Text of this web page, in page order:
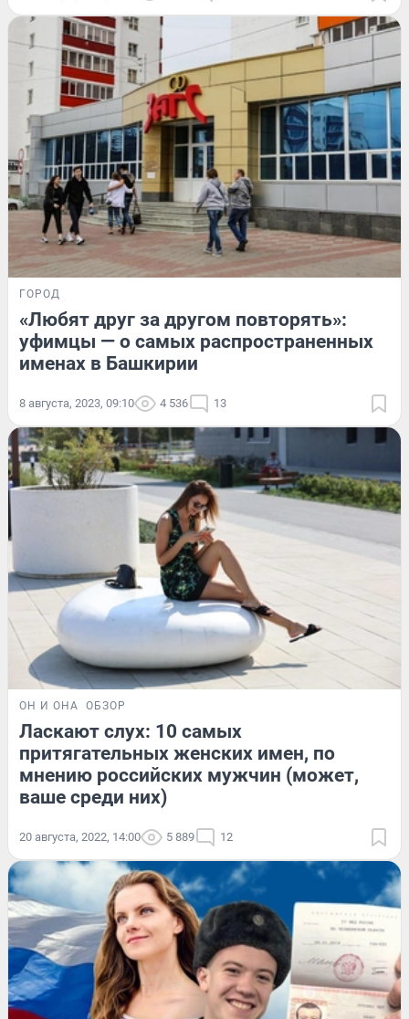
ГОРОД
«Любят друг за другом повторять»:
уфимцы — о самых распространенных
именах в Башкирии
8 августа, 2023, 09:10 4 536 13
ОН И ОНА ОБЗОР
Ласкают слух: 10 самых
притягательных женских имен, по
мнению российских мужчин (может,
ваше среди них)
20 августа, 2022, 14:00 5 889 12